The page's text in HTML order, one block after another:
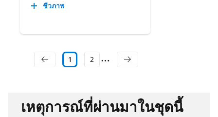
ชีวภาพ
1 2
เหตุการณ์ที่ผ่านมาในชุดนี้